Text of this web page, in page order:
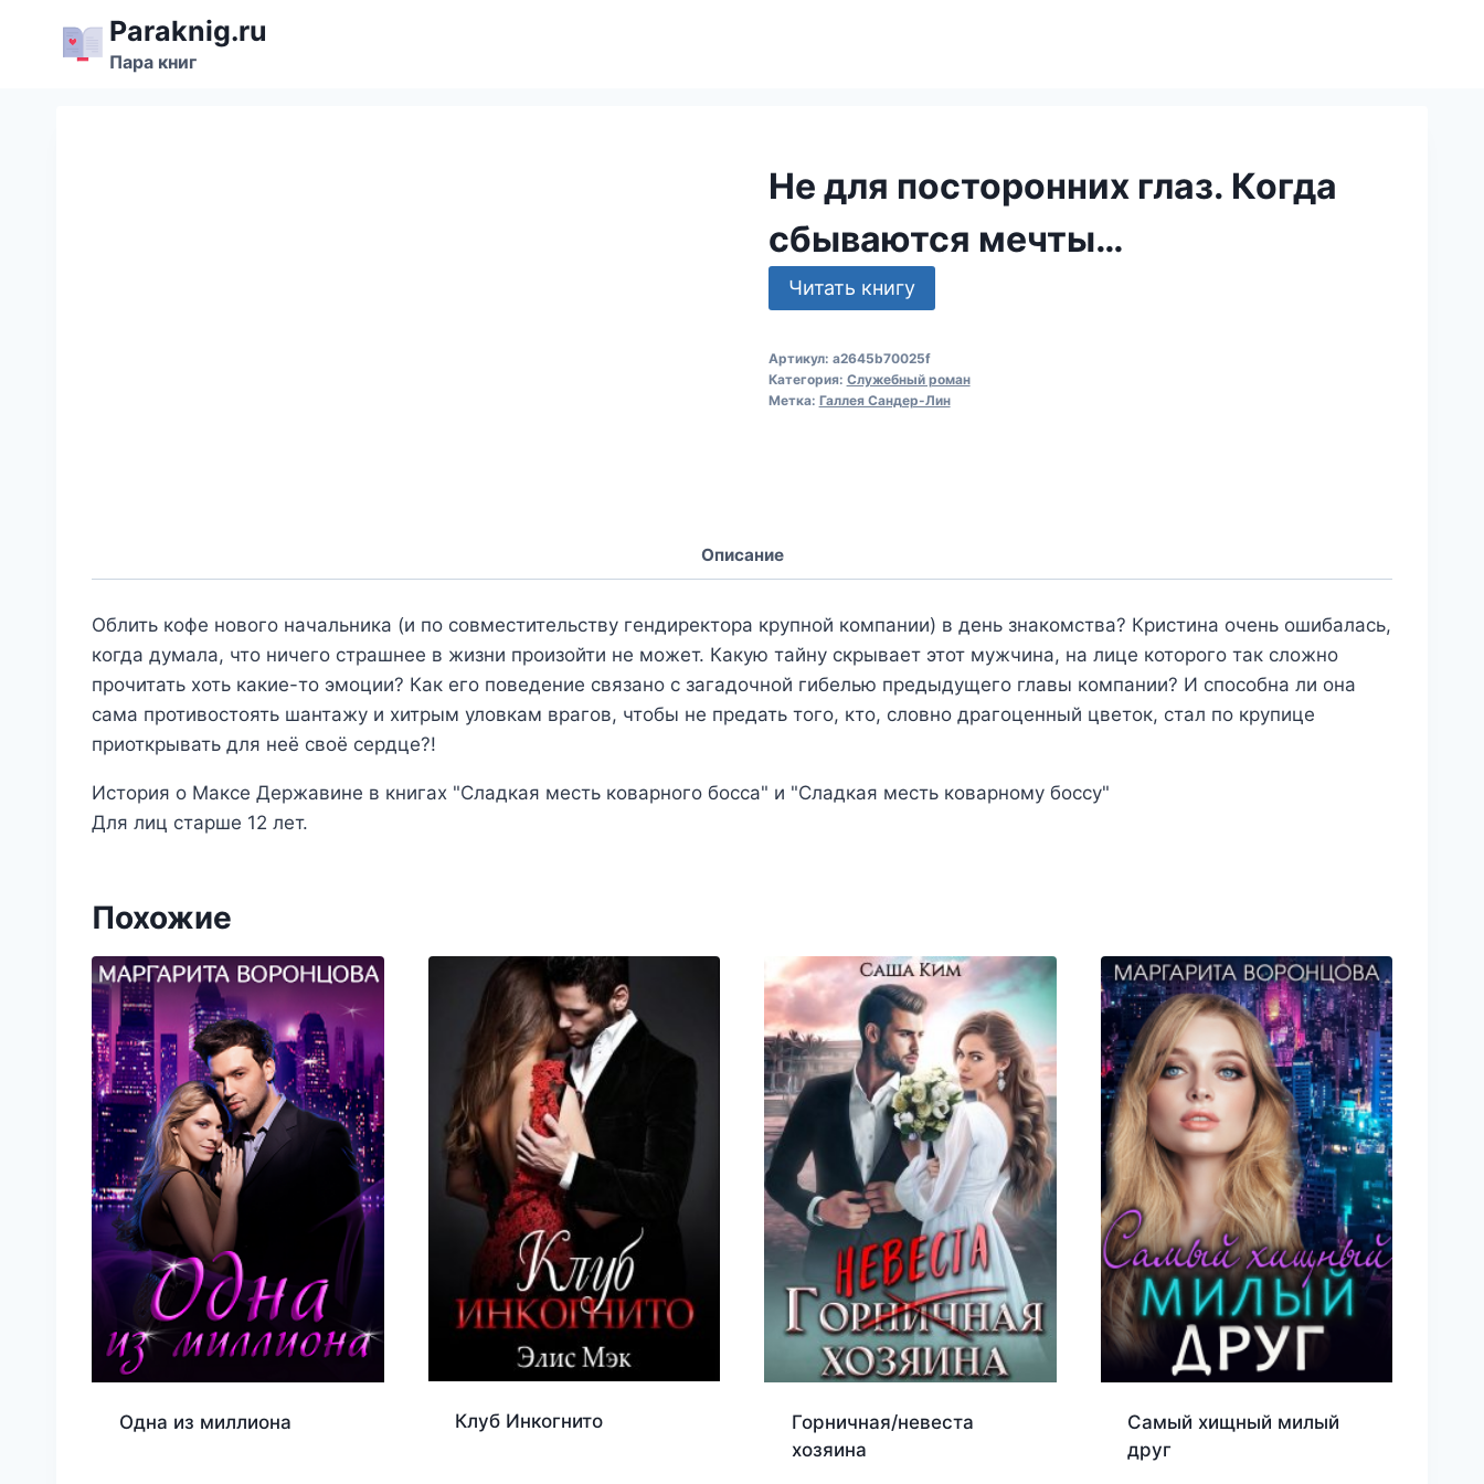
содержимому
Paraknig.ru
Пара книг
Не для посторонних глаз. Когда
сбываются мечты…
Читать книгу
Артикул: a2645b70025f
Категория: Служебный роман
Метка: Галлея Сандер-Лин
Описание
Облить кофе нового начальника (и по совместительству гендиректора крупной компании) в день знакомства? Кристина очень ошибалась,
когда думала, что ничего страшнее в жизни произойти не может. Какую тайну скрывает этот мужчина, на лице которого так сложно
прочитать хоть какие-то эмоции? Как его поведение связано с загадочной гибелью предыдущего главы компании? И способна ли она
сама противостоять шантажу и хитрым уловкам врагов, чтобы не предать того, кто, словно драгоценный цветок, стал по крупице
приоткрывать для неё своё сердце?!
История о Максе Державине в книгах "Сладкая месть коварного босса" и "Сладкая месть коварному боссу"
Для лиц старше 12 лет.
Похожие
Одна из миллиона Клуб Инкогнито
Горничная/невеста
хозяина
Самый хищный милый
друг